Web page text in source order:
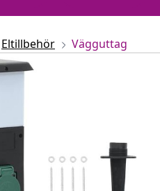
Eltillbehör Vägguttag